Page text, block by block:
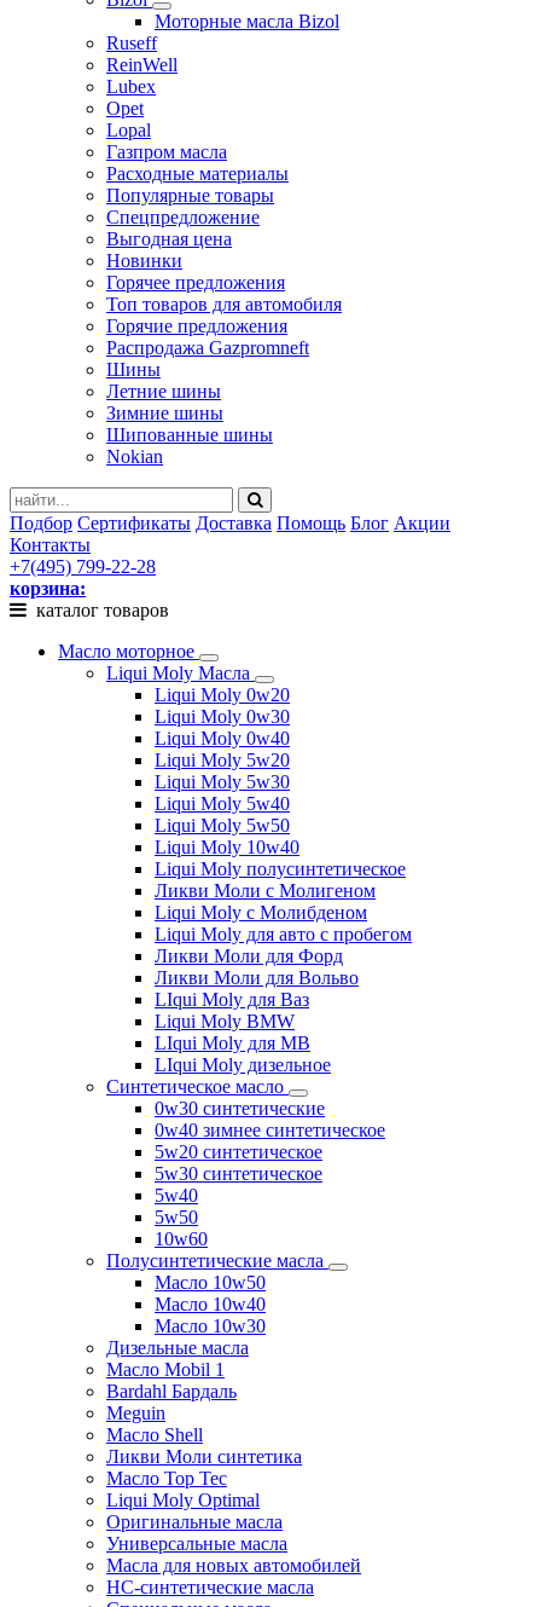
Моторные масла Bizol
Ruseff
ReinWell
Lubex
Opet
Lopal
Газпром масла
Расходные материалы
Популярные товары
Спецпредложение
Выгодная цена
Новинки
Горячее предложения
Топ товаров для автомобиля
Горячие предложения
Распродажа Gazpromneft
Шины
Летние шины
Зимние шины
Шипованные шины
Nokian
Подбор Сертификаты Доставка Помощь Блог Акции
Контакты
+7(495) 799-22-28
корзина:
каталог товаров
Масло моторное
Liqui Moly Масла
Liqui Moly 0w20
Liqui Moly 0w30
Liqui Moly 0w40
Liqui Moly 5w20
Liqui Moly 5w30
Liqui Moly 5w40
Liqui Moly 5w50
Liqui Moly 10w40
Liqui Moly полусинтетическое
Ликви Моли с Молигеном
Liqui Moly с Молибденом
Liqui Moly для авто с пробегом
Ликви Моли для Форд
Ликви Моли для Вольво
LIqui Moly для Ваз
Liqui Moly BMW
LIqui Moly для MB
LIqui Moly дизельное
Синтетическое масло
0w30 синтетические
0w40 зимнее синтетическое
5w20 синтетическое
5w30 синтетическое
5w40
5w50
10w60
Полусинтетические масла
Масло 10w50
Масло 10w40
Масло 10w30
Дизельные масла
Масло Mobil 1
Bardahl Бардаль
Meguin
Масло Shell
Ликви Моли синтетика
Масло Top Tec
Liqui Moly Optimal
Оригинальные масла
Универсальные масла
Масла для новых автомобилей
HC-синтетические масла